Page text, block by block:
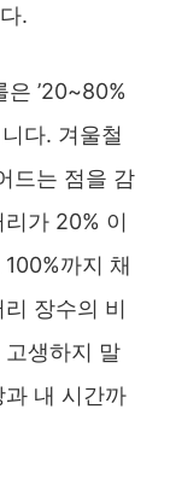
.
’20~80%
다. 겨울철
드는 점을 감
가 20% 이
까지 채
장수의 비
생하지 말
내 시간까